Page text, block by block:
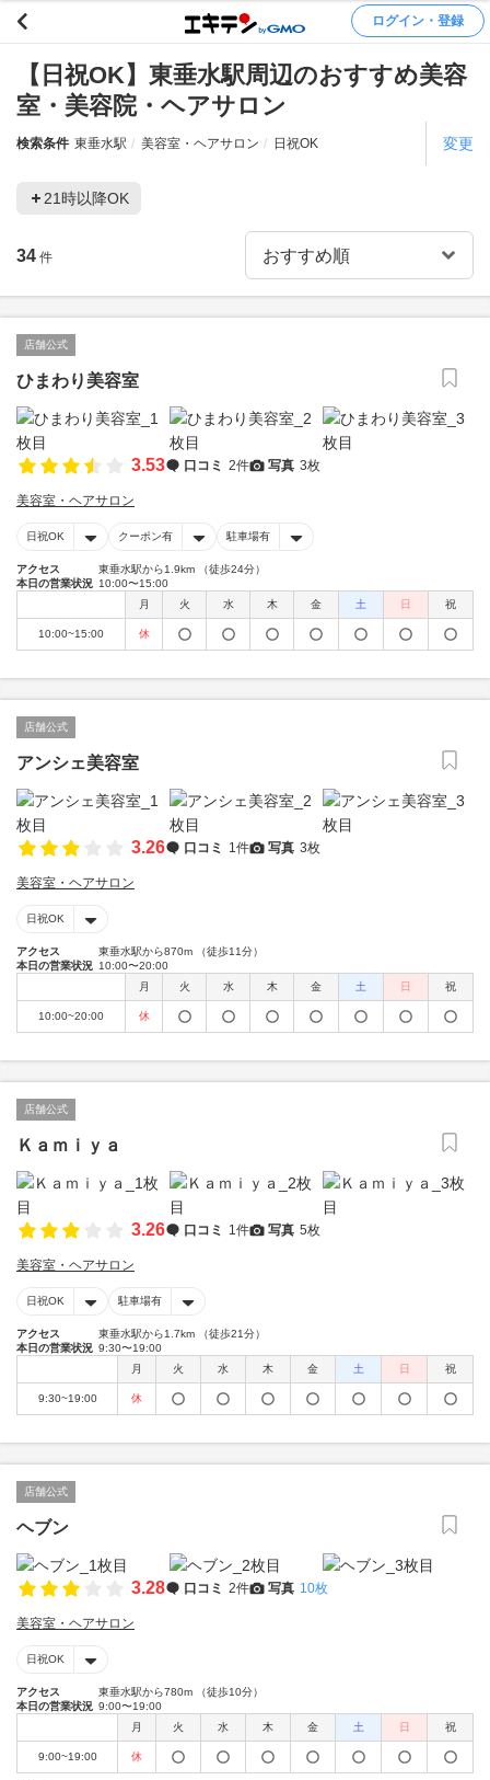
ログイン・登録
【日祝OK】東垂水駅周辺のおすすめ美容
室・美容院・ヘアサロン
検索条件 東垂水駅 美容室・ヘアサロン 日祝OK 変更
21時以降OK
34 件
店舗公式
ひまわり美容室
3.53 口コミ 2件 写真 3枚
美容室・ヘアサロン
日祝OK クーポン有 駐車場有
アクセス
東垂水駅から1.9km （徒歩24分）
本日の営業状況 10:00〜15:00
月
火 水 木 金 土 日 祝
10:00~15:00 休
店舗公式
アンシェ美容室
3.26 口コミ 1件 写真 3枚
美容室・ヘアサロン
日祝OK
アクセス
東垂水駅から870m （徒歩11分）
本日の営業状況 10:00〜20:00
月
火 水 木 金 土 日 祝
10:00~20:00 休
店舗公式
Ｋａｍｉｙａ
3.26 口コミ 1件 写真 5枚
美容室・ヘアサロン
日祝OK 駐車場有
アクセス
東垂水駅から1.7km （徒歩21分）
本日の営業状況 9:30〜19:00
月
火 水 木 金 土 日 祝
9:30~19:00 休
店舗公式
ヘブン
3.28 口コミ 2件 写真 10枚
美容室・ヘアサロン
日祝OK
アクセス
東垂水駅から780m （徒歩10分）
本日の営業状況 9:00〜19:00
月
火 水 木 金 土 日 祝
9:00~19:00 休